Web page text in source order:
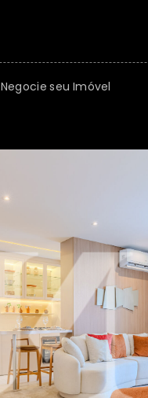
Negocie seu Imóvel